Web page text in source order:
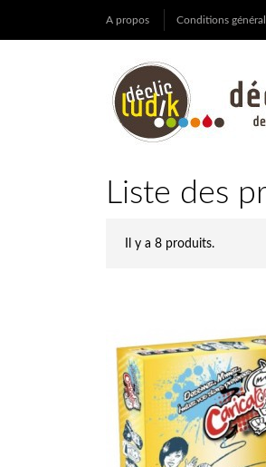
A propos Conditions
Liste des
Il y a 8 produits.